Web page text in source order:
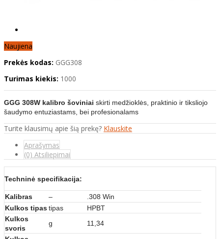
Naujiena
Prekės kodas: GGG308
Turimas kiekis: 1000
GGG 308W kalibro šoviniai skirti medžioklės, praktinio ir tiksliojo
šaudymo entuziastams, bei profesionalams
Turite klausimų apie šią prekę? Klauskite
Aprašymas
(0) Atsiliepimai
Techninė specifikacija:
Kalibras –
.308 Win
Kulkos tipastipas
HPBT
Kulkos
svoris
g
11,34